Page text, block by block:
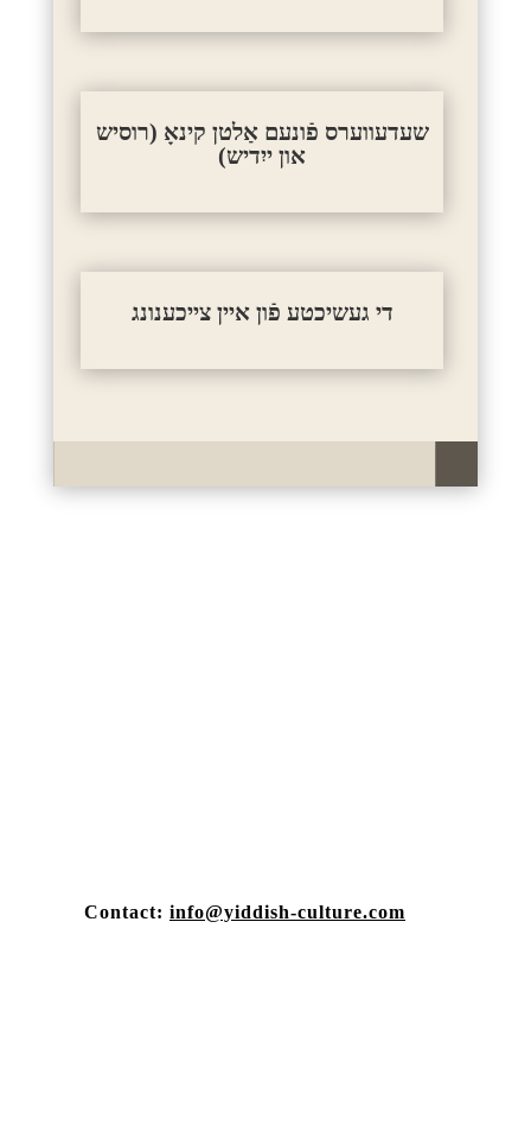
שעדעווערס פֿונעם אַלטן קינאָ (רוסיש
און ייִדיש)
די געשיכטע פֿון איין צייכענונג
Contact: info@yiddish-culture.com